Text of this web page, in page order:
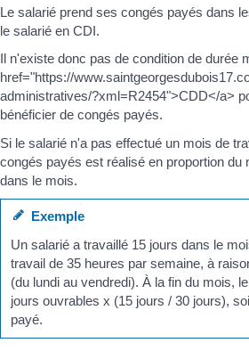
Le salarié prend ses congés payés dans
le salarié en CDI.
Il n'existe donc pas de condition de durée
href="https://
administratives/?xml=R2454">CDD</a>
bénéficier de congés payés.
Si le salarié n'a pas effectué un mois de
congés payés est réalisé en proportion du
dans le mois.
Exemple
Un salarié a travaillé 15 jours dans le
travail de 35 heures par semaine, à
(du lundi au vendredi). À la fin du mois,
jours ouvrables x (15 jours / 30 jours),
payé.